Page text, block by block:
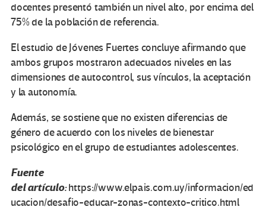
docentes presentó también un nivel alto, por encima del
75% de la población de referencia.
El estudio de Jóvenes Fuertes concluye afirmando que
ambos grupos mostraron adecuados niveles en las
dimensiones de autocontrol, sus vínculos, la aceptación
y la autonomía.
Además, se sostiene que no existen diferencias de
género de acuerdo con los niveles de bienestar
psicológico en el grupo de estudiantes adolescentes.
Fuente
del artículo:https://www.elpais.com.uy/informacion/ed
ucacion/desafio-educar-zonas-contexto-critico.html